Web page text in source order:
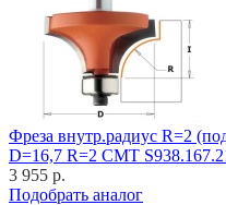
Фреза внутр.радиус R=2
D=16,7 R=2 CMT
3 955 р.
Подобрать аналог